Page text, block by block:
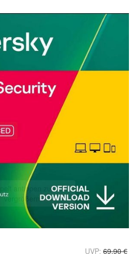
antippen zum
vergrößern
UVP: 69,90 €